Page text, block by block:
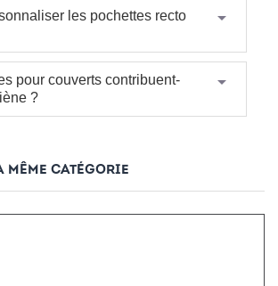
les pochettes recto
arrow_drop_down
pour couverts contribuent-
?
arrow_drop_down
MÊME CATÉGORIE